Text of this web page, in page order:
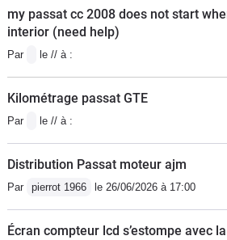
my passat cc 2008 does not start
interior (need help)
Par le // à :
Kilométrage passat GTE
Par le // à :
Distribution Passat moteur ajm
Par pierrot 1966 le 26/06/2026 à 17:00
Écran compteur lcd s’estompe avec